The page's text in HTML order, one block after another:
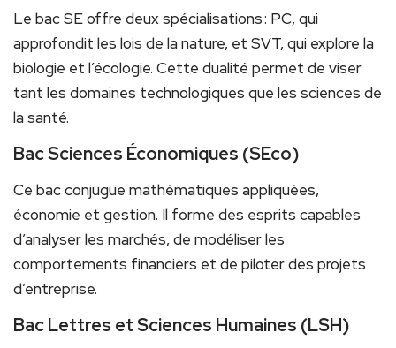
Le bac SE offre deux spécialisations : PC, qui
approfondit les lois de la nature, et SVT, qui explore la
biologie et l’écologie. Cette dualité permet de viser
tant les domaines technologiques que les sciences de
la santé.
Bac Sciences Économiques (SEco)
Ce bac conjugue mathématiques appliquées,
économie et gestion. Il forme des esprits capables
d’analyser les marchés, de modéliser les
comportements financiers et de piloter des projets
d’entreprise.
Bac Lettres et Sciences Humaines (LSH)